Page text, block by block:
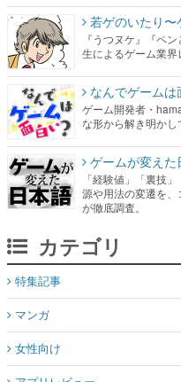
若ゲのいたり
『うつヌケ』『ペ
生によるゲーム業界
なんでゲームは
ゲーム開発者・
な形から解き明かし
ゲームが変えた
「経験値」「裏技
源や用法の変遷を
が徹底調査。
カテゴリ
特集記事
マンガ
女性向け